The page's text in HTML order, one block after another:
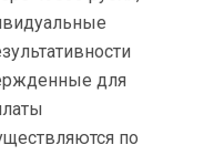
для
по